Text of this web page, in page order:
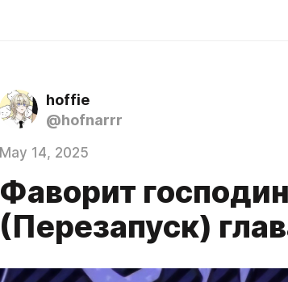
hoffie
@hofnarrr
May 14, 2025
Фаворит
(Перезапуск)